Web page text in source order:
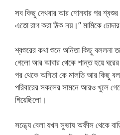
সব কিছু দেখবার আর শোনবার পর
এতো রাগ করা ঠিক নয়।” মামিকে চোদার
শ্বশুরের কথা শুনে অনিতা কিছু বললনা
গেলো আর আবার থেকে শান্ত হয়ে
পর থেকে অনিতা কে মালতি আর কিছু
পরিবারের সকলের সামনে আরও খুলে
গিয়েছিলো।
সন্ধ্যে বেলা যখন সুভাষ অফীস থেকে